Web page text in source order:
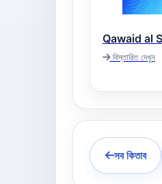
বিস্তারিত দেখুন
সব কিতাব